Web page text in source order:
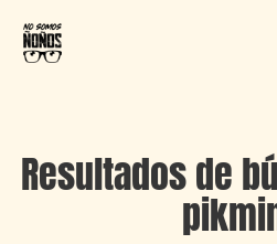
Resultados de